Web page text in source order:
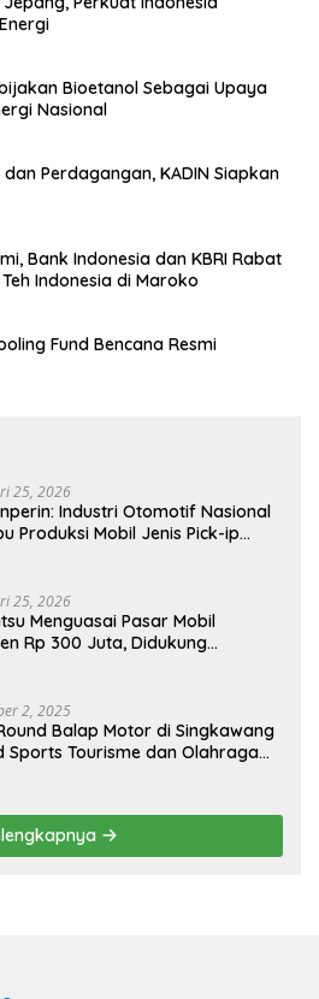
Bioetanol Sebagai Upaya
Nasional
Perdagangan, KADIN Siapkan
Bank Indonesia dan KBRI Rabat
Indonesia di Maroko
Fund Bencana Resmi
25, 2026
Industri Otomotif Nasional
Produksi Mobil Jenis Pick-ip
25, 2026
Menguasai Pasar Mobil
Rp 300 Juta, Didukung
2, 2025
Balap Motor di Singkawang
Sports Tourisme dan Olahraga